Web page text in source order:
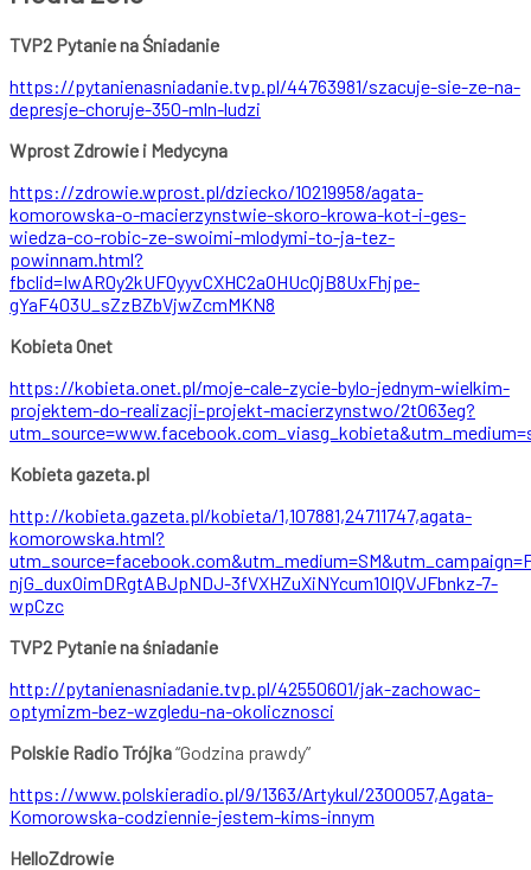
TVP2 Pytanie na Śniadanie
https://pytanienasniadanie.tvp.pl/44763981/szacuje-sie-ze-na-
depresje-choruje-350-mln-ludzi
Wprost Zdrowie i Medycyna
https://zdrowie.wprost.pl/dziecko/10219958/agata-
komorowska-o-macierzynstwie-skoro-krowa-kot-i-ges-
wiedza-co-robic-ze-swoimi-mlodymi-to-ja-tez-
powinnam.html?
fbclid=IwAR0y2kUFOyyvCXHC2aOHUcQjB8UxFhjpe-
gYaF403U_sZzBZbVjwZcmMKN8
Kobieta Onet
https://kobieta.onet.pl/moje-cale-zycie-bylo-jednym-wielkim-
projektem-do-realizacji-projekt-macierzynstwo/2t063eg?
Kobieta gazeta.pl
http://kobieta.gazeta.pl/kobieta/1,107881,24711747,agata-
komorowska.html?
njG_duxOimDRgtABJpNDJ-3fVXHZuXiNYcum1OIQVJFbnkz-7-
wpCzc
TVP2 Pytanie na śniadanie
http://pytanienasniadanie.tvp.pl/42550601/jak-zachowac-
optymizm-bez-wzgledu-na-okolicznosci
Polskie Radio Trójka“Godzina prawdy”
https://www.polskieradio.pl/9/1363/Artykul/2300057,Agata-
Komorowska-codziennie-jestem-kims-innym
HelloZdrowie